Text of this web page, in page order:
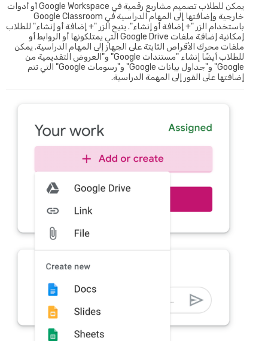
يمكن للطلاب تصميم مشاريع رقمية في Google Workspace أو أدوات
خارجية وإضافتها إلى المهام الدراسية في Google Classroom
باستخدام الزر "+ إضافة أو إنشاء". يتيح الزر "+ إضافة أو إنشاء" للطلاب
إمكانية إضافة ملفات Google Drive التي يمتلكونها أو الروابط أو
ملفات محرك الأقراص الثابتة على الجهاز إلى المهام الدراسية. يمكن
للطلاب أيضًا إنشاء "مستندات Google" و"العروض التقديمية من
Google" و"جداول بيانات Google" و"رسومات Google" التي تتم
إضافتها على الفور إلى المهمة الدراسية.